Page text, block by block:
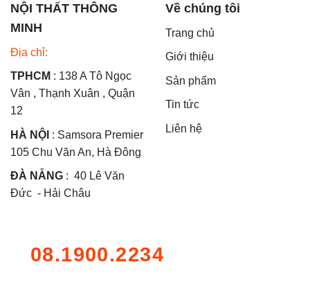
NỘI THẤT THÔNG
MINH
Địa chỉ:
TPHCM : 138 A Tô Ngọc
Vân , Thạnh Xuân , Quận
12
HÀ NỘI : Samsora Premier
105 Chu Văn An, Hà Đông
ĐÀ NẴNG : 40 Lê Văn
Đức - Hải Châu
08.1900.2234
Về chúng tôi
Trang chủ
Giới thiệu
Sản phẩm
Tin tức
Liên hệ